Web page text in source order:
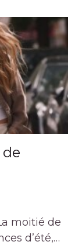
moitié de
d’été,…